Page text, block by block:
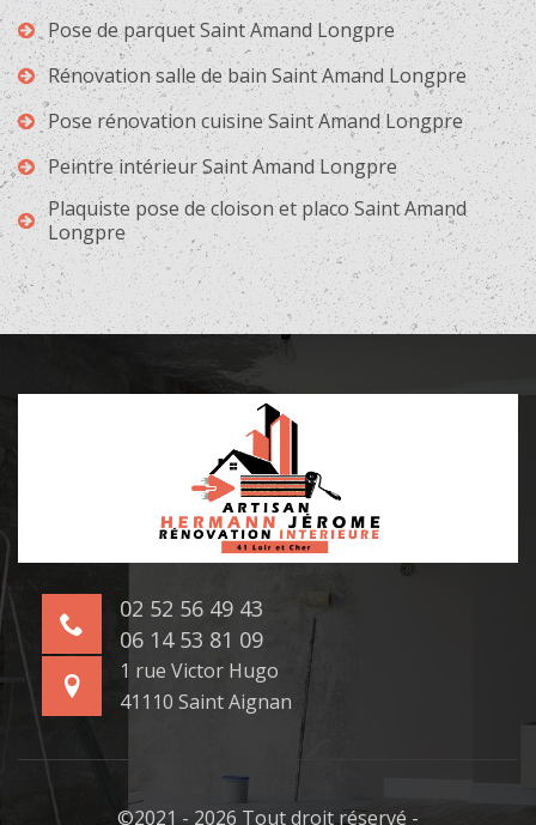
Pose de parquet Saint Amand Longpre
Rénovation salle de bain Saint Amand Longpre
Pose rénovation cuisine Saint Amand Longpre
Peintre intérieur Saint Amand Longpre
Plaquiste pose de cloison et placo Saint Amand
Longpre
02 52 56 49 43
06 14 53 81 09
1 rue Victor Hugo
41110 Saint Aignan
©2021 - 2026 Tout droit réservé -